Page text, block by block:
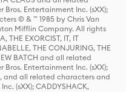
Entertainment Inc. (sXX);
© & ™ 1985 by Chris Van
Mifflin Company. All rights
THE EXORCIST, IT, IT
THE CONJURING, THE
BATCH and all related
Entertainment Inc. (sXX);
and all related characters and
(sXX); CADDYSHACK,